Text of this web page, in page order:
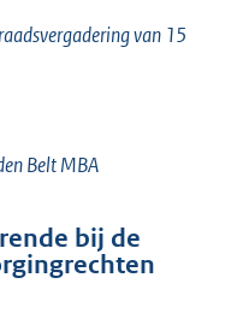
van 15
Belt MBA
bij de